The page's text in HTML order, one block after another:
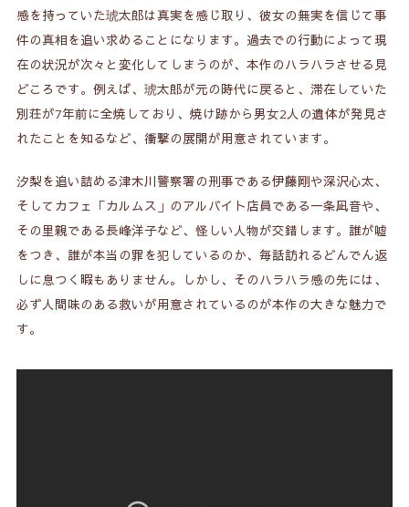
感を持っていた琥太郎は真実を感じ取り、彼女の無実を信じて事
件の真相を追い求めることになります。過去での行動によって現
在の状況が次々と変化してしまうのが、本作のハラハラさせる見
どころです。例えば、琥太郎が元の時代に戻ると、滞在していた
別荘が7年前に全焼しており、焼け跡から男女2人の遺体が発見さ
れたことを知るなど、衝撃の展開が用意されています。
汐梨を追い詰める津木川警察署の刑事である伊藤剛や深沢心太、
そしてカフェ「カルムス」のアルバイト店員である一条凪音や、
その里親である長峰洋子など、怪しい人物が交錯します。誰が嘘
をつき、誰が本当の罪を犯しているのか、毎話訪れるどんでん返
しに息つく暇もありません。しかし、そのハラハラ感の先には、
必ず人間味のある救いが用意されているのが本作の大きな魅力で
す。